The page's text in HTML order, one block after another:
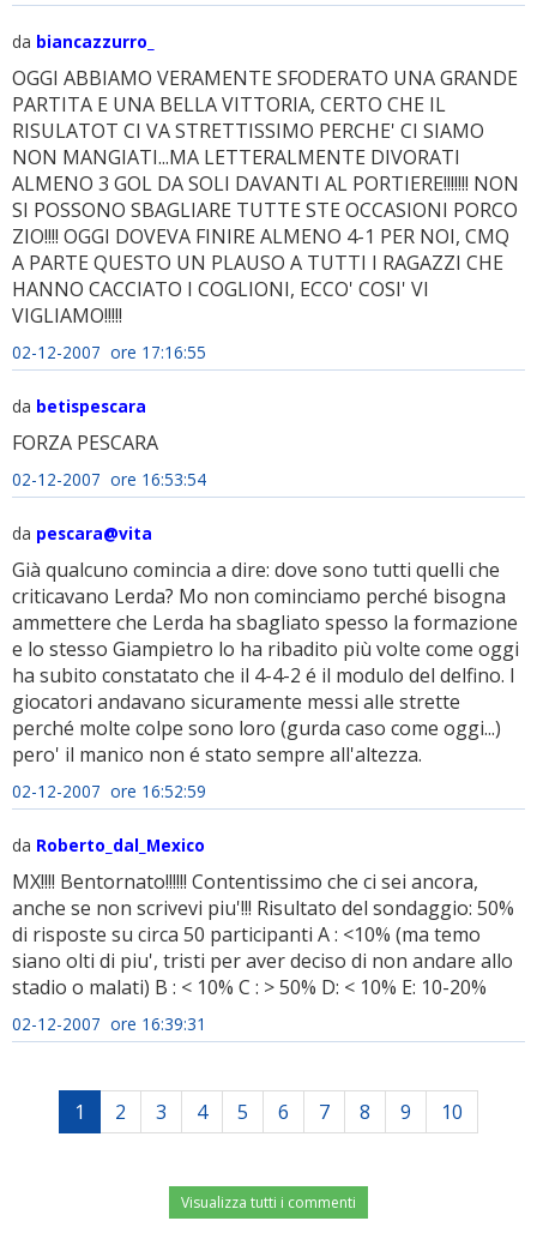
da biancazzurro_
OGGI ABBIAMO VERAMENTE SFODERATO UNA GRANDE
PARTITA E UNA BELLA VITTORIA, CERTO CHE IL
RISULATOT CI VA STRETTISSIMO PERCHE' CI SIAMO
NON MANGIATI...MA LETTERALMENTE DIVORATI
ALMENO 3 GOL DA SOLI DAVANTI AL PORTIERE!!!!!!! NON
SI POSSONO SBAGLIARE TUTTE STE OCCASIONI PORCO
ZIO!!!! OGGI DOVEVA FINIRE ALMENO 4-1 PER NOI, CMQ
A PARTE QUESTO UN PLAUSO A TUTTI I RAGAZZI CHE
HANNO CACCIATO I COGLIONI, ECCO' COSI' VI
VIGLIAMO!!!!!
02-12-2007 ore 17:16:55
da betispescara
FORZA PESCARA
02-12-2007 ore 16:53:54
da pescara@vita
Già qualcuno comincia a dire: dove sono tutti quelli che
criticavano Lerda? Mo non cominciamo perché bisogna
ammettere che Lerda ha sbagliato spesso la formazione
e lo stesso Giampietro lo ha ribadito più volte come oggi
ha subito constatato che il 4-4-2 é il modulo del delfino. I
giocatori andavano sicuramente messi alle strette
perché molte colpe sono loro (gurda caso come oggi...)
pero' il manico non é stato sempre all'altezza.
02-12-2007 ore 16:52:59
da Roberto_dal_Mexico
MX!!!! Bentornato!!!!!! Contentissimo che ci sei ancora,
anche se non scrivevi piu'!!! Risultato del sondaggio: 50%
di risposte su circa 50 participanti A : <10% (ma temo
siano olti di piu', tristi per aver deciso di non andare allo
stadio o malati) B : < 10% C : > 50% D: < 10% E: 10-20%
02-12-2007 ore 16:39:31
1 2 3 4 5 6 7 8 9 10
Visualizza tutti i commenti